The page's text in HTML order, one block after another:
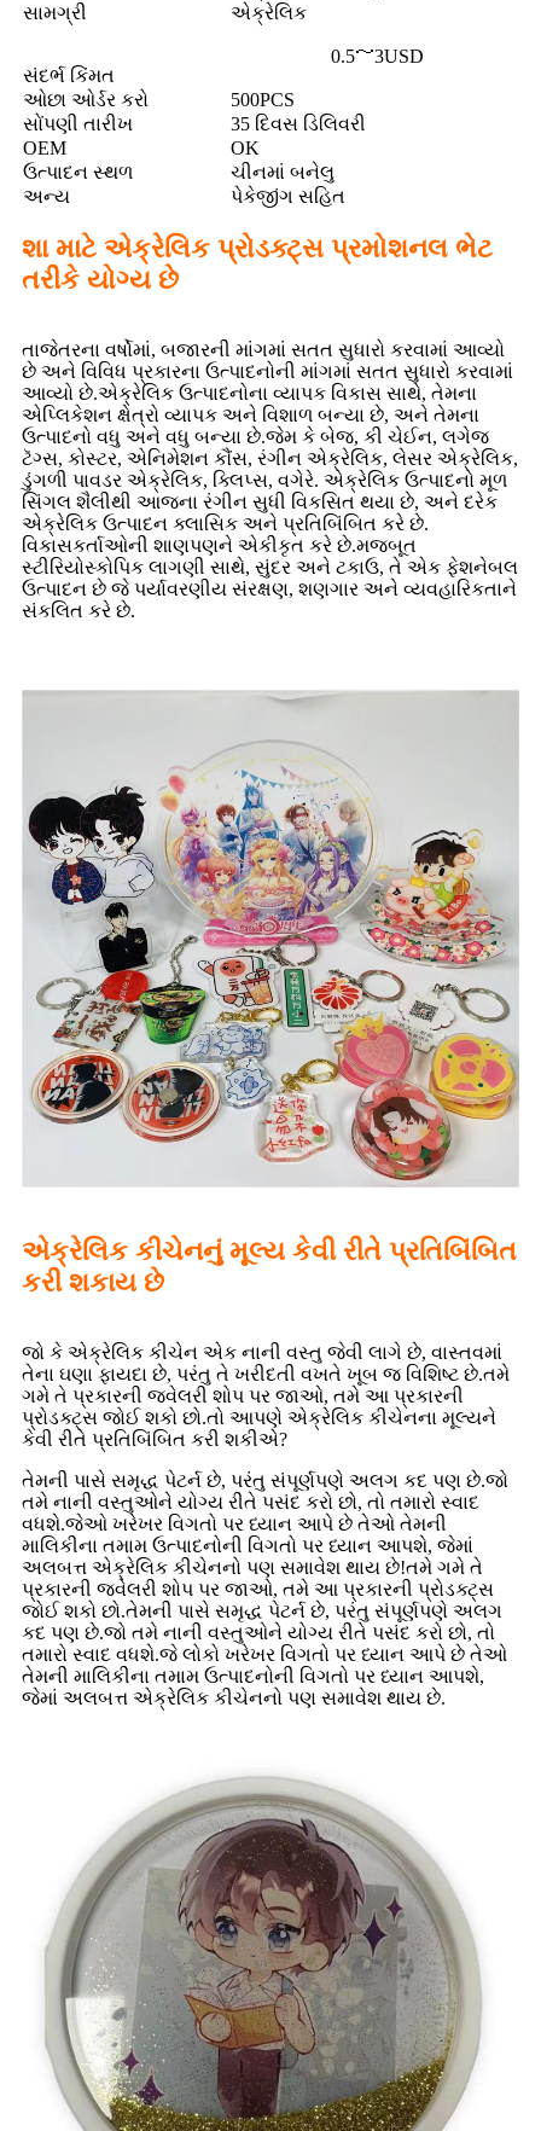
સામગ્રી
એક્રેલિક
સંદર્ભ કિંમત
0.5～3USD
ઓછા ઓર્ડર કરો
500PCS
સોંપણી તારીખ
35 દિવસ ડિલિવરી
OEM
OK
ઉત્પાદન સ્થળ
ચીનમાં બનેલુ
અન્ય
પેકેજીંગ સહિત
શા માટે એક્રેલિક પ્રોડક્ટ્સ પ્રમોશનલ ભેટ
તરીકે યોગ્ય છે
તાજેતરના વર્ષોમાં, બજારની માંગમાં સતત સુધારો કરવામાં આવ્યો
છે અને વિવિધ પ્રકારના ઉત્પાદનોની માંગમાં સતત સુધારો કરવામાં
આવ્યો છે.એક્રેલિક ઉત્પાદનોના વ્યાપક વિકાસ સાથે, તેમના
એપ્લિકેશન ક્ષેત્રો વ્યાપક અને વિશાળ બન્યા છે, અને તેમના
ઉત્પાદનો વધુ અને વધુ બન્યા છે.જેમ કે બેજ, કી ચેઈન, લગેજ
ટૅગ્સ, કોસ્ટર, એનિમેશન કૌંસ, રંગીન એક્રેલિક, લેસર એક્રેલિક,
ડુંગળી પાવડર એક્રેલિક, ક્લિપ્સ, વગેરે. એક્રેલિક ઉત્પાદનો મૂળ
સિંગલ શૈલીથી આજના રંગીન સુધી વિકસિત થયા છે, અને દરેક
એક્રેલિક ઉત્પાદન ક્લાસિક અને પ્રતિબિંબિત કરે છે.
વિકાસકર્તાઓની શાણપણને એકીકૃત કરે છે.મજબૂત
સ્ટીરિયોસ્કોપિક લાગણી સાથે, સુંદર અને ટકાઉ, તે એક ફેશનેબલ
ઉત્પાદન છે જે પર્યાવરણીય સંરક્ષણ, શણગાર અને વ્યવહારિકતાને
સંકલિત કરે છે.
એક્રેલિક કીચેનનું મૂલ્ય કેવી રીતે પ્રતિબિંબિત
કરી શકાય છે
જો કે એક્રેલિક કીચેન એક નાની વસ્તુ જેવી લાગે છે, વાસ્તવમાં
તેના ઘણા ફાયદા છે, પરંતુ તે ખરીદતી વખતે ખૂબ જ વિશિષ્ટ છે.તમે
ગમે તે પ્રકારની જ્વેલરી શોપ પર જાઓ, તમે આ પ્રકારની
પ્રોડક્ટ્સ જોઈ શકો છો.તો આપણે એક્રેલિક કીચેનના મૂલ્યને
કેવી રીતે પ્રતિબિંબિત કરી શકીએ?
તેમની પાસે સમૃદ્ધ પેટર્ન છે, પરંતુ સંપૂર્ણપણે અલગ કદ પણ છે.જો
તમે નાની વસ્તુઓને યોગ્ય રીતે પસંદ કરો છો, તો તમારો સ્વાદ
વધશે.જેઓ ખરેખર વિગતો પર ધ્યાન આપે છે તેઓ તેમની
માલિકીના તમામ ઉત્પાદનોની વિગતો પર ધ્યાન આપશે, જેમાં
અલબત્ત એક્રેલિક કીચેનનો પણ સમાવેશ થાય છે!તમે ગમે તે
પ્રકારની જ્વેલરી શોપ પર જાઓ, તમે આ પ્રકારની પ્રોડક્ટ્સ
જોઈ શકો છો.તેમની પાસે સમૃદ્ધ પેટર્ન છે, પરંતુ સંપૂર્ણપણે અલગ
કદ પણ છે.જો તમે નાની વસ્તુઓને યોગ્ય રીતે પસંદ કરો છો, તો
તમારો સ્વાદ વધશે.જે લોકો ખરેખર વિગતો પર ધ્યાન આપે છે તેઓ
તેમની માલિકીના તમામ ઉત્પાદનોની વિગતો પર ધ્યાન આપશે,
જેમાં અલબત્ત એક્રેલિક કીચેનનો પણ સમાવેશ થાય છે.